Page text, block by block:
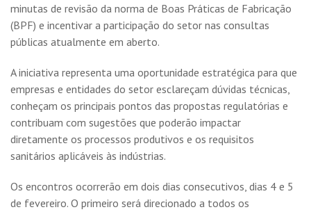
minutas de revisão da norma de Boas Práticas de Fabricação
(BPF) e incentivar a participação do setor nas consultas
públicas atualmente em aberto.
A iniciativa representa uma oportunidade estratégica para que
empresas e entidades do setor esclareçam dúvidas técnicas,
conheçam os principais pontos das propostas regulatórias e
contribuam com sugestões que poderão impactar
diretamente os processos produtivos e os requisitos
sanitários aplicáveis às indústrias.
Os encontros ocorrerão em dois dias consecutivos, dias 4 e 5
de fevereiro. O primeiro será direcionado a todos os